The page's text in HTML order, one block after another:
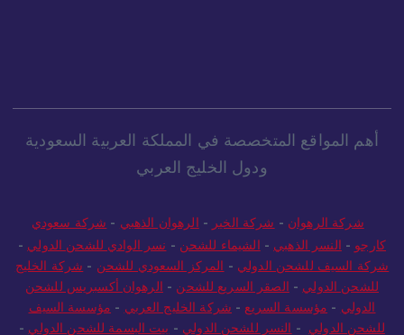
أهم المواقع المتخصصة في المملكة العربية السعودية
ودول الخليج العربي
شركة الرهوان شركة الخير- الرهوان الذهبي
شركة سعودي
كارجو- النسر الذهبي - الشيماء للشحن- نسر الوادي للشحن الدولي
شركة السيف للشحن الدولي
المركز السعودي للشحن
شركة الخليج
للشحن الدولي
الصقر السريع للشحن
الرهوان أكسبريس للشحن
الدولي- مؤسسة السريع شركة الخليج العربي
مؤسسة السيف